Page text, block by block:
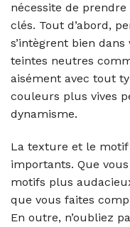
nécessite de
clés. Tout d’abord,
s’intègrent bien
teintes neutres
aisément avec tout
couleurs plus vives
dynamisme.
La texture et le
importants. Que
motifs plus
que vous faites
En outre, n’oubliez